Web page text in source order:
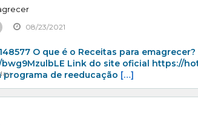
08/23/2021
O que é o Receitas para emagrecer?
Link do site oficial https://
programa de reeducação […]